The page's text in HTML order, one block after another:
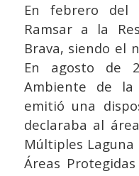
En febrero del
Ramsar a la
Brava, siendo el
En agosto de
Ambiente de la
emitió una
declaraba al
Múltiples Laguna
Áreas